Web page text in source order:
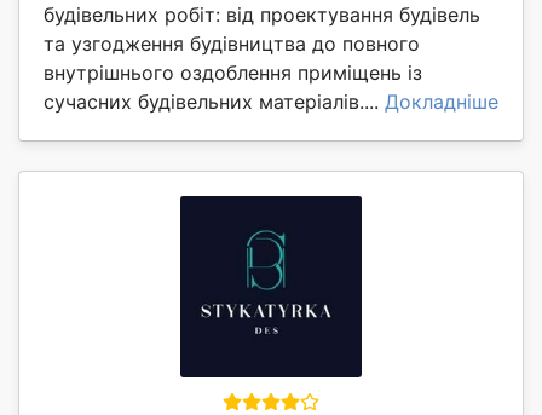
будівельних робіт: від проектування будівель
та узгодження будівництва до повного
внутрішнього оздоблення приміщень із
сучасних будівельних матеріалів.... Докладніше